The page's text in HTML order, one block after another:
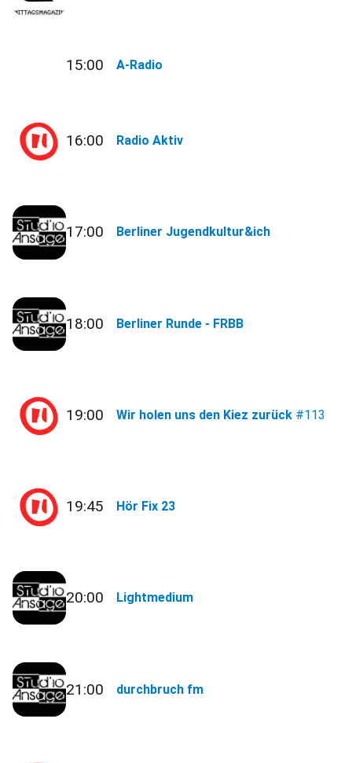
15:00 A-Radio
16:00 Radio Aktiv
17:00 Berliner Jugendkultur&ich
18:00 Berliner Runde - FRBB
19:00 Wir holen uns den Kiez zurück #113
19:45 Hör Fix 23
20:00 Lightmedium
21:00 durchbruch fm